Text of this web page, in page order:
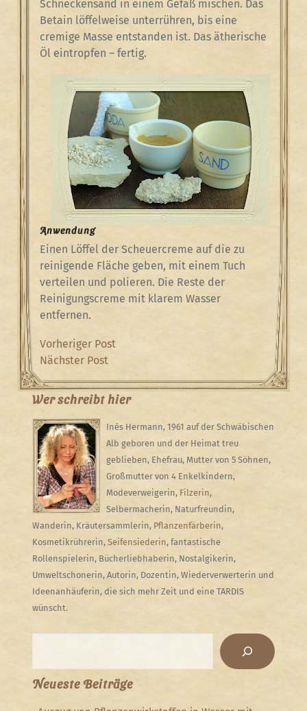
Schneckensand in einem Gefäß mischen. Das
Betain löffelweise unterrühren, bis eine
cremige Masse entstanden ist. Das ätherische
Öl eintropfen – fertig.
Anwendung
Einen Löffel der Scheuercreme auf die zu
reinigende Fläche geben, mit einem Tuch
verteilen und polieren. Die Reste der
Reinigungscreme mit klarem Wasser
entfernen.
Beitragsnavigation
Previous
Post
Vorheriger Post
Next
Post
Nächster Post
Wer schreibt hier
Inés Hermann, 1961 auf der Schwäbischen
Alb geboren und der Heimat treu
geblieben, Ehefrau, Mutter von 5 Söhnen,
Großmutter von 4 Enkelkindern,
Modeverweigerin, Filzerin,
Selbermacherin, Naturfreundin,
Wanderin, Kräutersammlerin, Pflanzenfärberin,
Kosmetikrührerin, Seifensiederin, fantastische
Rollenspielerin, Bücherliebhaberin, Nostalgikerin,
Umweltschonerin, Autorin, Dozentin, Wiederverwerterin und
Ideenanhäuferin, die sich mehr Zeit und eine TARDIS
wünscht.
Neueste Beiträge